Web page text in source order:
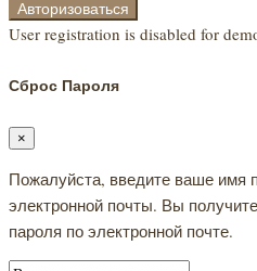
Авторизоваться
User registration is disabled for
Сброс Пароля
×
Пожалуйста, введите ваше имя
электронной почты. Вы
пароля по электронной почте.